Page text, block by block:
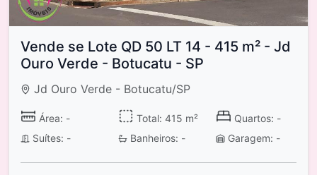
Vende se Lote QD 50 LT 14 - 415 m² - Jd
Ouro Verde - Botucatu - SP
Jd Ouro Verde - Botucatu/SP
Área: - Total: 415 m²
Quartos: -
Suítes: -
Banheiros: - Garagem: -